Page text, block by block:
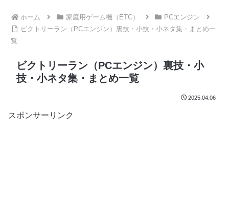
ホーム 家庭用ゲーム機（ETC）
PCエンジン
ビクトリーラン（PCエンジン）裏技・小技・小ネタ集・まとめ一
覧
ビクトリーラン（PCエンジン）裏技・小
技・小ネタ集・まとめ一覧
2025.04.06
スポンサーリンク